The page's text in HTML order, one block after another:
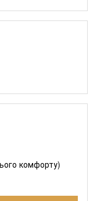
комфорту)